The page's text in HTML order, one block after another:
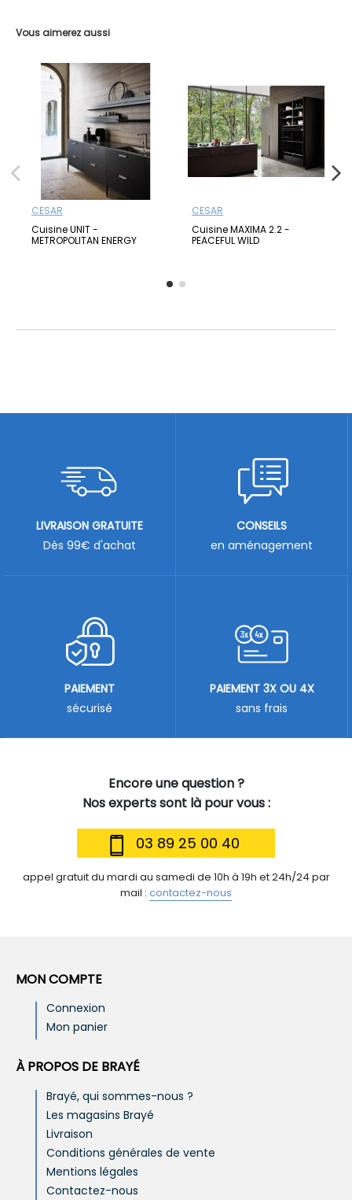
Vous aimerez aussi
CESAR
Cuisine UNIT -
METROPOLITAN ENERGY
CESAR
Cuisine MAXIMA 2.2 -
PEACEFUL WILD
Encore une question ?
Nos experts sont là pour vous :
03 89 25 00 40
appel gratuit du mardi au samedi de 10h à 19h et 24h/24 par
mail : contactez-nous
LIVRAISON GRATUITE
Dès 99€ d'achat
CONSEILS
en aménagement
PAIEMENT
sécurisé
PAIEMENT 3X OU 4X
sans frais
MON COMPTE
Connexion
Mon panier
À PROPOS DE BRAYÉ
Brayé, qui sommes-nous ?
Les magasins Brayé
Livraison
Conditions générales de vente
Mentions légales
Contactez-nous